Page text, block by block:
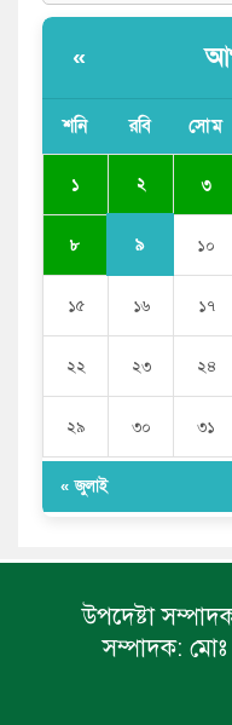
সরকার
সজীব ওয়াজেদ জয়
«
শনি রবি সোম
১ ২ ৩
৮ ৯ ১০
১৫ ১৬ ১৭
২২ ২৩ ২৪
২৯ ৩০ ৩১
« জুলাই
উপদেষ্টা
সম্পাদক: